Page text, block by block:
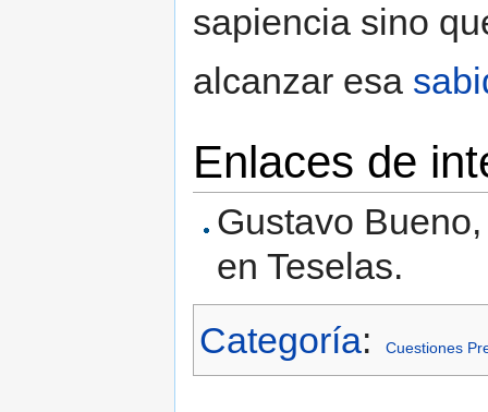
sapiencia sino
alcanzar esa
Enlaces de
Gustavo
en Teselas.
Categoría: Cuestiones